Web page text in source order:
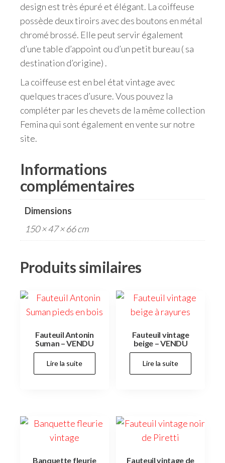
design est très épuré et élégant. La coiffeuse
possède deux tiroirs avec des boutons en métal
chromé brossé. Elle peut servir également
d’une table d’appoint ou d’un petit bureau ( sa
destination d’origine) .
La coiffeuse est en bel état vintage avec
quelques traces d’usure. Vous pouvez la
compléter par les chevets de la même collection
Femina qui sont également en vente sur notre
site.
Informations
complémentaires
Dimensions
150 × 47 × 66 cm
Produits similaires
Fauteuil Antonin
Suman – VENDU
Lire la suite
Fauteuil vintage
beige – VENDU
Lire la suite
Banquette fleurie
Fauteuil vintage de